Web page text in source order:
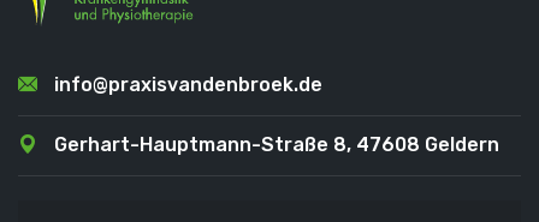
info@praxisvandenbroek.de
Gerhart-Hauptmann-Straße 8, 47608 Geldern